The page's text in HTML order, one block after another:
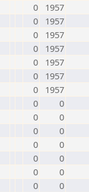
0
1957
0
1957
0
1957
0
1957
0
1957
0
1957
0
1957
0
0
0
0
0
0
0
0
0
0
0
0
0
0